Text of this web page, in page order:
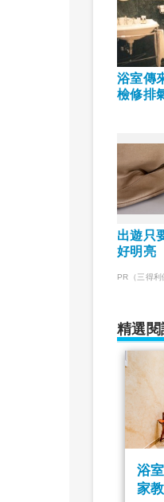
浴室傳
檢修排
出遊只
好明亮
PR（三得利
精選閱
浴
家